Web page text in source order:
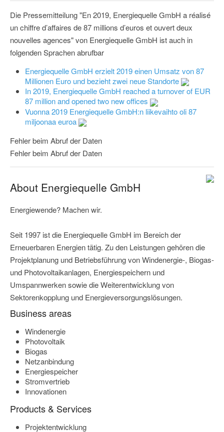
Die Pressemitteilung "En 2019, Energiequelle GmbH a réalisé
un chiffre d’affaires de 87 millions d’euros et ouvert deux
nouvelles agences" von Energiequelle GmbH ist auch in
folgenden Sprachen abrufbar
Energiequelle GmbH erzielt 2019 einen Umsatz von 87
Millionen Euro und bezieht zwei neue Standorte
In 2019, Energiequelle GmbH reached a turnover of EUR
87 million and opened two new offices
Vuonna 2019 Energiequelle GmbH:n liikevaihto oli 87
miljoonaa euroa
Fehler beim Abruf der Daten
Fehler beim Abruf der Daten
About Energiequelle GmbH
Energiewende? Machen wir.
Seit 1997 ist die Energiequelle GmbH im Bereich der
Erneuerbaren Energien tätig. Zu den Leistungen gehören die
Projektplanung und Betriebsführung von Windenergie-, Biogas-
und Photovoltaikanlagen, Energiespeichern und
Umspannwerken sowie die Weiterentwicklung von
Sektorenkopplung und Energieversorgungslösungen.
Business areas
Windenergie
Photovoltaik
Biogas
Netzanbindung
Energiespeicher
Stromvertrieb
Innovationen
Products & Services
Projektentwicklung